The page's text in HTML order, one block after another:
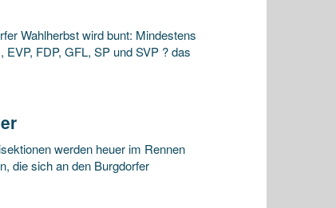
Wahlherbst wird bunt: Mindestens
FDP, GFL, SP und SVP ? das
werden heuer im Rennen
die sich an den Burgdorfer